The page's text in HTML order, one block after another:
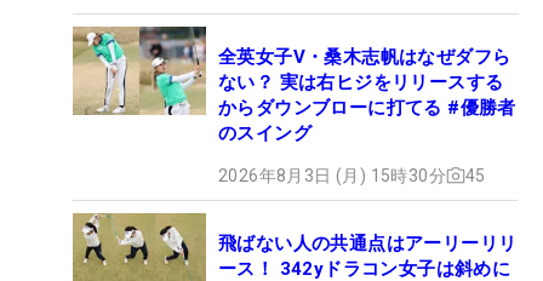
全英女子V・桑木志帆はなぜダフら
ない？ 実は右ヒジをリリースする
からダウンブローに打てる #優勝者
のスイング
2026年8月3日 (月) 15時30分 45
飛ばない人の共通点はアーリーリリ
ース！ 342yドラコン女子は斜めに